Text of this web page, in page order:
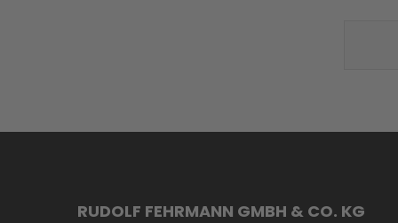
RUDOLF FEHRMANN GMBH & CO. KG